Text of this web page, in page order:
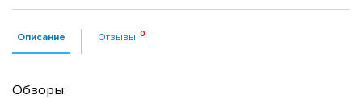
Описание Отзывы
Обзоры: